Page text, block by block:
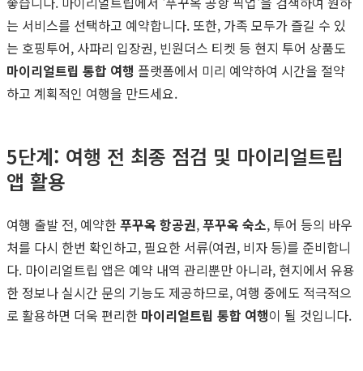
는 서비스를 선택하고 예약합니다. 또한, 가족 모두가 즐길 수 있
는 호핑투어, 사파리 입장권, 빈원더스 티켓 등 현지 투어 상품도
마이리얼트립 통합 여행 플랫폼에서 미리 예약하여 시간을 절약
하고 계획적인 여행을 만드세요.
5단계: 여행 전 최종 점검 및 마이리얼트립
앱 활용
여행 출발 전, 예약한푸꾸옥 항공권,푸꾸옥 숙소, 투어 등의 바우
처를 다시 한번 확인하고, 필요한 서류(여권, 비자 등)를 준비합니
다. 마이리얼트립 앱은 예약 내역 관리뿐만 아니라, 현지에서 유용
한 정보나 실시간 문의 기능도 제공하므로, 여행 중에도 적극적으
로 활용하면 더욱 편리한 마이리얼트립 통합 여행이 될 것입니다.